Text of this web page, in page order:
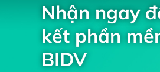
Nhận ngay
kết phần
BIDV